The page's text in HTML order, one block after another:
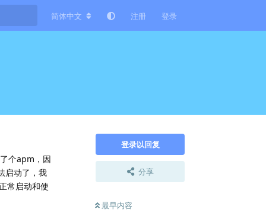
简体中文 注册 登录
登录以回复
分享
最早内容
个apm，因
启动了，我
常启动和使